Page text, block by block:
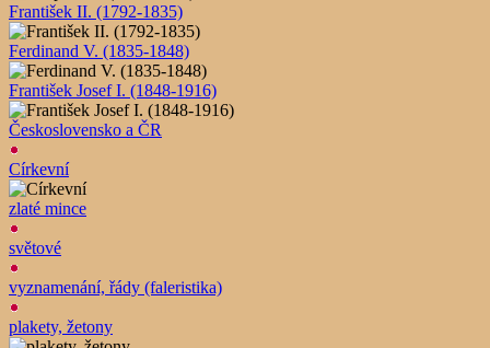
František II. (1792-1835)
Ferdinand V. (1835-1848)
František Josef I. (1848-1916)
Československo a ČR
Církevní
zlaté mince
světové
vyznamenání, řády (faleristika)
plakety, žetony